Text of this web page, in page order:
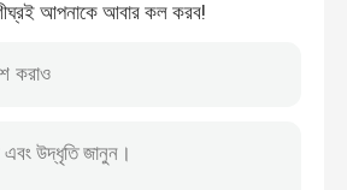
ডাম্পার ট্রাক 281kg উচ্চ কর্মক্ষমতা
আপনাকে আবার কল করব!